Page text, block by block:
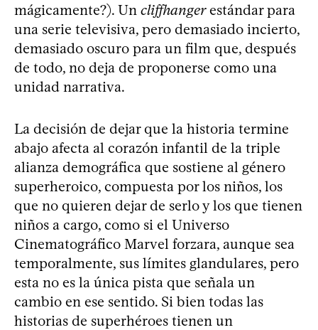
mágicamente?). Un cliffhangerestándar para
una serie televisiva, pero demasiado incierto,
demasiado oscuro para un film que, después
de todo, no deja de proponerse como una
unidad narrativa.
La decisión de dejar que la historia termine
abajo afecta al corazón infantil de la triple
alianza demográfica que sostiene al género
superheroico, compuesta por los niños, los
que no quieren dejar de serlo y los que tienen
niños a cargo, como si el Universo
Cinematográfico Marvel forzara, aunque sea
temporalmente, sus límites glandulares, pero
esta no es la única pista que señala un
cambio en ese sentido. Si bien todas las
historias de superhéroes tienen un